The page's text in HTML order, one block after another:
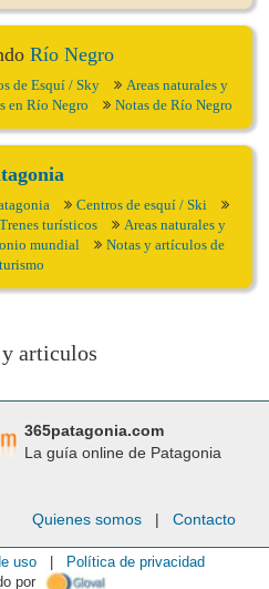
Río Negro
de Esquí / Sky
Areas naturales y
en Río Negro Notas de Río Negro
Centros de esquí / Ski
Trenes turísticos
Areas naturales y
mundial
Notas y artículos de
turismo
articulos
365patagonia.com
La guía online de Patagonia
Quienes somos | Contacto
uso
Política de privacidad
por